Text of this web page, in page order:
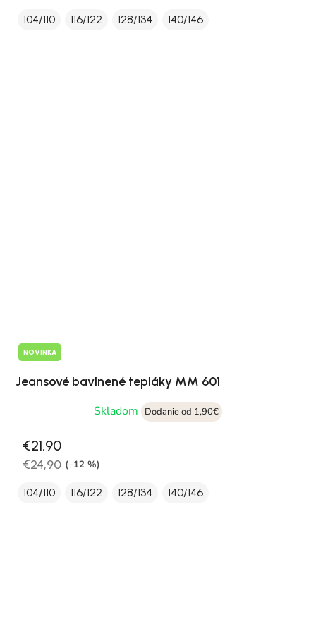
104/110 116/122 128/134 140/146
NOVINKA
Jeansové bavlnené tepláky MM 601
Skladom
Dodanie od 1,90€
€21,90
€24,90 (–12 %)
104/110 116/122 128/134 140/146